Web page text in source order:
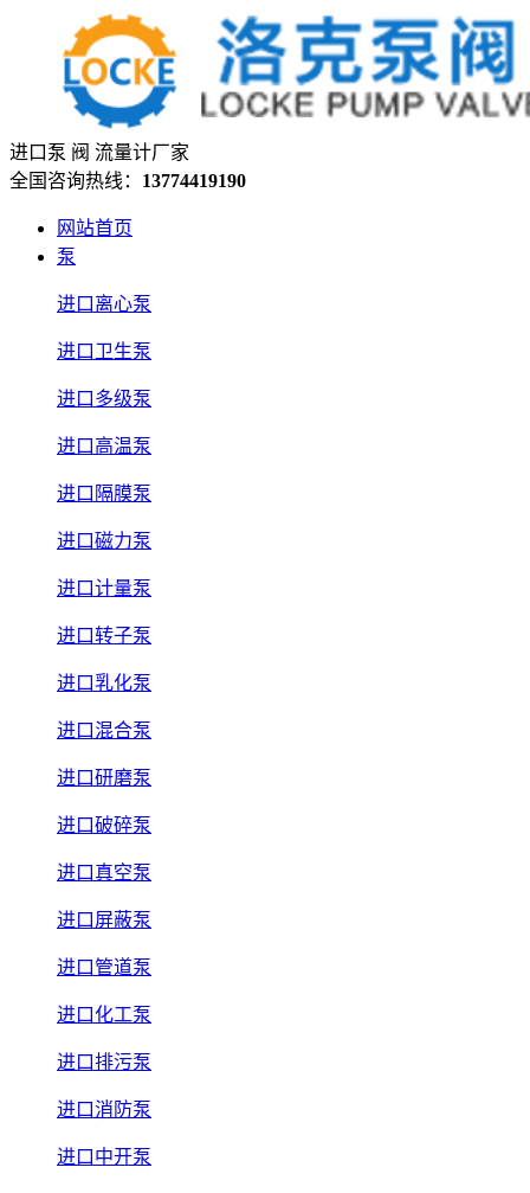
进口泵 阀 流量计厂家
全国咨询热线： 13774419190
网站首页
泵
进口离心泵
进口卫生泵
进口多级泵
进口高温泵
进口隔膜泵
进口磁力泵
进口计量泵
进口转子泵
进口乳化泵
进口混合泵
进口研磨泵
进口破碎泵
进口真空泵
进口屏蔽泵
进口管道泵
进口化工泵
进口排污泵
进口消防泵
进口中开泵